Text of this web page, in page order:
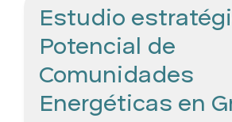
Estudio
Potencial de
Comunidades
Energéticas en